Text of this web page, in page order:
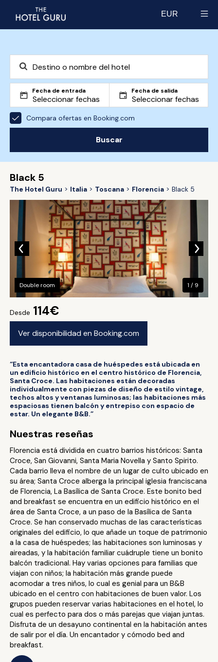
EUR
Fecha de entrada Fecha de salida
Compara ofertas en Booking.com
Buscar
Black 5
The Hotel Guru Italia Toscana Florencia Black 5
Desde 114€
Ver disponibilidad en Booking.com
Double room 1 / 9
“Esta encantadora casa de huéspedes está ubicada en
un edificio histórico en el centro histórico de Florencia,
Santa Croce. Las habitaciones están decoradas
individualmente con piezas de diseño de estilo vintage,
techos altos y ventanas luminosas; las habitaciones más
espaciosas tienen balcón y entrepiso con espacio de
estar. Un elegante B&B.”
Nuestras reseñas
Florencia está dividida en cuatro barrios históricos: Santa
Croce, San Giovanni, Santa Maria Novella y Santo Spirito.
Cada barrio lleva el nombre de un lugar de culto ubicado en
su área; Santa Croce alberga la principal iglesia franciscana
de Florencia, La Basílica de Santa Croce. Este bonito bed
and breakfast se encuentra en un edificio histórico en el
área de Santa Croce, a un paso de la Basílica de Santa
Croce. Se han conservado muchas de las características
originales del edificio, lo que añade un toque de patrimonio
a la casa de huéspedes; las habitaciones son luminosas y
aireadas, y la habitación familiar cuádruple tiene un bonito
balcón tradicional. Hay varias opciones para familias que
viajan con niños; la habitación más grande puede
acomodar a tres niños, lo cual es genial para un B&B
ubicado en el centro con habitaciones de buen valor. Los
grupos pueden reservar varias habitaciones en el hotel, lo
cual es perfecto para dos o más parejas que viajan juntas.
Disfruta de un desayuno continental en la habitación antes
de salir por el día. Un encantador y cómodo bed and
breakfast.